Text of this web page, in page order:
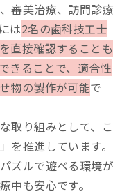
審美治療、訪問診療
は2名の歯科技工士
直接確認することも
きることで、適合性
物の製作が可能で
取り組みとして、こ
を推進しています。
ズルで遊べる環境が
中も安心です。